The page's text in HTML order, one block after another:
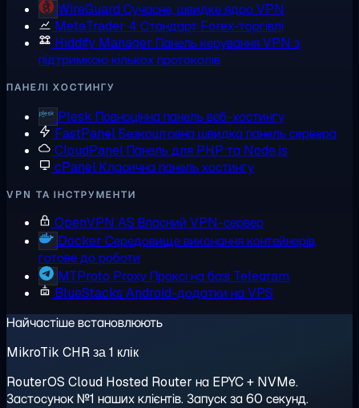
WireGuard Сучасне, швидке ядро VPN
MetaTrader 4 Стандарт Forex-торгівлі
Hiddify Manager Панель керування VPN з
підтримкою кількох протоколів
ПАНЕЛІ ХОСТИНГУ
Plesk Повноцінна панель веб-хостингу
FastPanelБезкоштовна швидка панель сервера
CloudPanel Панель для PHP та Node.js
cPanelКласична панель хостингу
VPN ТА ІНСТРУМЕНТИ
OpenVPN AS Власний VPN-сервер
Docker Середовище виконання контейнерів,
готове до роботи
MTProto Proxy Проксі на базі Telegram
BlueStacks Android-додатки на VPS
Найчастіше встановлюють
MikroTik CHR за 1 клік
RouterOS Cloud Hosted Router на EPYC + NVMe.
Застосунок №1 наших клієнтів. Запуск за 60 секунд.